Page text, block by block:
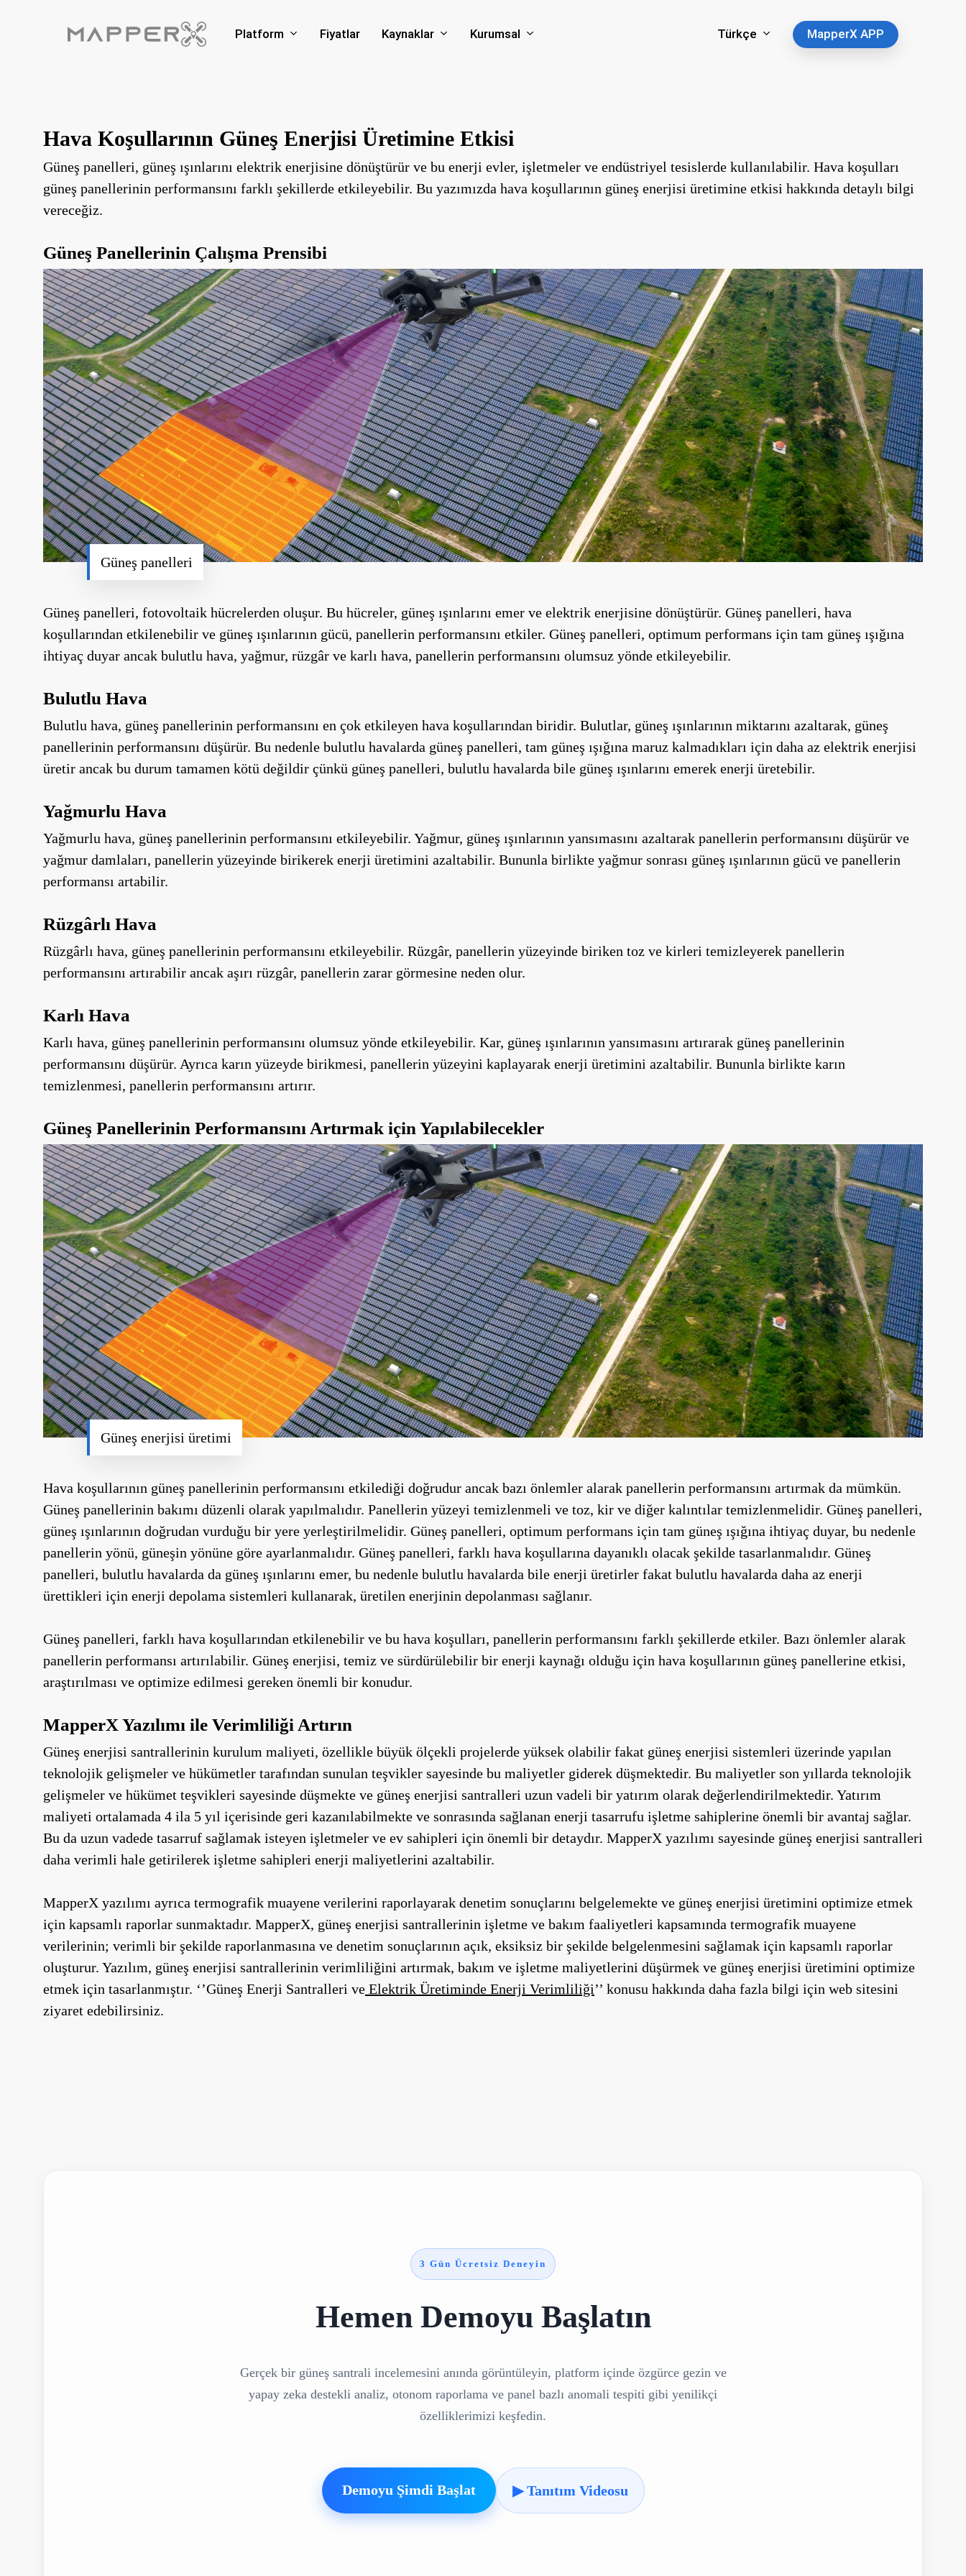
Platform Fiyatlar Kaynaklar Kurumsal Türkçe MapperX APP
Hava Koşullarının Güneş Enerjisi Üretimine Etkisi
Güneş panelleri, güneş ışınlarını elektrik enerjisine dönüştürür ve bu enerji evler, işletmeler ve endüstriyel tesislerde kullanılabilir. Hava koşulları
güneş panellerinin performansını farklı şekillerde etkileyebilir. Bu yazımızda hava koşullarının güneş enerjisi üretimine etkisi hakkında detaylı bilgi
vereceğiz.
Güneş Panellerinin Çalışma Prensibi
Güneş panelleri
Güneş panelleri, fotovoltaik hücrelerden oluşur. Bu hücreler, güneş ışınlarını emer ve elektrik enerjisine dönüştürür. Güneş panelleri, hava
koşullarından etkilenebilir ve güneş ışınlarının gücü, panellerin performansını etkiler. Güneş panelleri, optimum performans için tam güneş ışığına
ihtiyaç duyar ancak bulutlu hava, yağmur, rüzgâr ve karlı hava, panellerin performansını olumsuz yönde etkileyebilir.
Bulutlu Hava
Bulutlu hava, güneş panellerinin performansını en çok etkileyen hava koşullarından biridir. Bulutlar, güneş ışınlarının miktarını azaltarak, güneş
panellerinin performansını düşürür. Bu nedenle bulutlu havalarda güneş panelleri, tam güneş ışığına maruz kalmadıkları için daha az elektrik enerjisi
üretir ancak bu durum tamamen kötü değildir çünkü güneş panelleri, bulutlu havalarda bile güneş ışınlarını emerek enerji üretebilir.
Yağmurlu Hava
Yağmurlu hava, güneş panellerinin performansını etkileyebilir. Yağmur, güneş ışınlarının yansımasını azaltarak panellerin performansını düşürür ve
yağmur damlaları, panellerin yüzeyinde birikerek enerji üretimini azaltabilir. Bununla birlikte yağmur sonrası güneş ışınlarının gücü ve panellerin
performansı artabilir.
Rüzgârlı Hava
Rüzgârlı hava, güneş panellerinin performansını etkileyebilir. Rüzgâr, panellerin yüzeyinde biriken toz ve kirleri temizleyerek panellerin
performansını artırabilir ancak aşırı rüzgâr, panellerin zarar görmesine neden olur.
Karlı Hava
Karlı hava, güneş panellerinin performansını olumsuz yönde etkileyebilir. Kar, güneş ışınlarının yansımasını artırarak güneş panellerinin
performansını düşürür. Ayrıca karın yüzeyde birikmesi, panellerin yüzeyini kaplayarak enerji üretimini azaltabilir. Bununla birlikte karın
temizlenmesi, panellerin performansını artırır.
Güneş Panellerinin Performansını Artırmak için Yapılabilecekler
Güneş enerjisi üretimi
Hava koşullarının güneş panellerinin performansını etkilediği doğrudur ancak bazı önlemler alarak panellerin performansını artırmak da mümkün.
Güneş panellerinin bakımı düzenli olarak yapılmalıdır. Panellerin yüzeyi temizlenmeli ve toz, kir ve diğer kalıntılar temizlenmelidir. Güneş panelleri,
güneş ışınlarının doğrudan vurduğu bir yere yerleştirilmelidir. Güneş panelleri, optimum performans için tam güneş ışığına ihtiyaç duyar, bu nedenle
panellerin yönü, güneşin yönüne göre ayarlanmalıdır. Güneş panelleri, farklı hava koşullarına dayanıklı olacak şekilde tasarlanmalıdır. Güneş
panelleri, bulutlu havalarda da güneş ışınlarını emer, bu nedenle bulutlu havalarda bile enerji üretirler fakat bulutlu havalarda daha az enerji
ürettikleri için enerji depolama sistemleri kullanarak, üretilen enerjinin depolanması sağlanır.
Güneş panelleri, farklı hava koşullarından etkilenebilir ve bu hava koşulları, panellerin performansını farklı şekillerde etkiler. Bazı önlemler alarak
panellerin performansı artırılabilir. Güneş enerjisi, temiz ve sürdürülebilir bir enerji kaynağı olduğu için hava koşullarının güneş panellerine etkisi,
araştırılması ve optimize edilmesi gereken önemli bir konudur.
MapperX Yazılımı ile Verimliliği Artırın
Güneş enerjisi santrallerinin kurulum maliyeti, özellikle büyük ölçekli projelerde yüksek olabilir fakat güneş enerjisi sistemleri üzerinde yapılan
teknolojik gelişmeler ve hükümetler tarafından sunulan teşvikler sayesinde bu maliyetler giderek düşmektedir. Bu maliyetler son yıllarda teknolojik
gelişmeler ve hükümet teşvikleri sayesinde düşmekte ve güneş enerjisi santralleri uzun vadeli bir yatırım olarak değerlendirilmektedir. Yatırım
maliyeti ortalamada 4 ila 5 yıl içerisinde geri kazanılabilmekte ve sonrasında sağlanan enerji tasarrufu işletme sahiplerine önemli bir avantaj sağlar.
Bu da uzun vadede tasarruf sağlamak isteyen işletmeler ve ev sahipleri için önemli bir detaydır. MapperX yazılımı sayesinde güneş enerjisi santralleri
daha verimli hale getirilerek işletme sahipleri enerji maliyetlerini azaltabilir.
MapperX yazılımı ayrıca termografik muayene verilerini raporlayarak denetim sonuçlarını belgelemekte ve güneş enerjisi üretimini optimize etmek
için kapsamlı raporlar sunmaktadır. MapperX, güneş enerjisi santrallerinin işletme ve bakım faaliyetleri kapsamında termografik muayene
verilerinin; verimli bir şekilde raporlanmasına ve denetim sonuçlarının açık, eksiksiz bir şekilde belgelenmesini sağlamak için kapsamlı raporlar
oluşturur. Yazılım, güneş enerjisi santrallerinin verimliliğini artırmak, bakım ve işletme maliyetlerini düşürmek ve güneş enerjisi üretimini optimize
etmek için tasarlanmıştır. ‘’Güneş Enerji Santralleri ve Elektrik Üretiminde Enerji Verimliliği’’ konusu hakkında daha fazla bilgi için web sitesini
ziyaret edebilirsiniz.
3 Gün Ücretsiz Deneyin
Hemen Demoyu Başlatın
Gerçek bir güneş santrali incelemesini anında görüntüleyin, platform içinde özgürce gezin ve
yapay zeka destekli analiz, otonom raporlama ve panel bazlı anomali tespiti gibi yenilikçi
özelliklerimizi keşfedin.
Demoyu Şimdi Başlat ▶ Tanıtım Videosu